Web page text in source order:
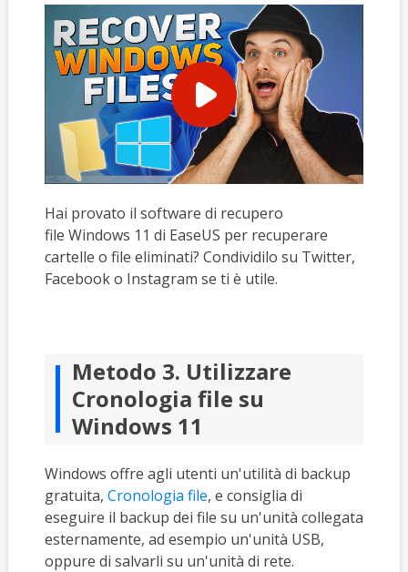
Hai provato il software di recupero
file Windows 11 di EaseUS per recuperare
cartelle o file eliminati? Condividilo su Twitter,
Facebook o Instagram se ti è utile.
Metodo 3. Utilizzare
Cronologia file su
Windows 11
Windows offre agli utenti un'utilità di backup
gratuita, Cronologia file, e consiglia di
eseguire il backup dei file su un'unità collegata
esternamente, ad esempio un'unità USB,
oppure di salvarli su un'unità di rete.